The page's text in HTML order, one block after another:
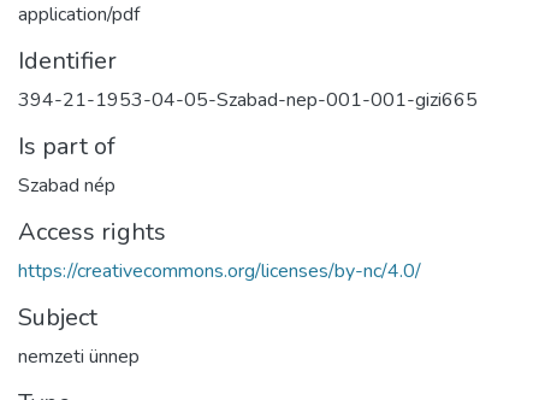
application/pdf
Identifier
394-21-1953-04-05-Szabad-nep-001-001-gizi665
Is part of
Szabad nép
Access rights
https://creativecommons.org/licenses/by-nc/4.0/
Subject
nemzeti ünnep